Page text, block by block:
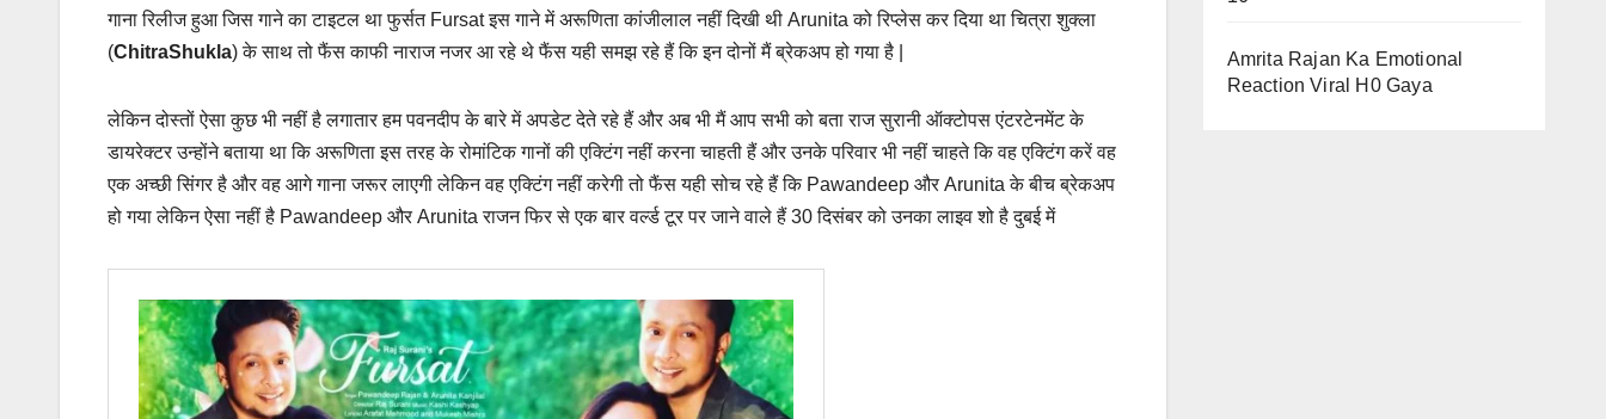
गाना रिलीज हुआ जिस गाने का टाइटल था फुर्सत Fursat इस गाने में अरूणिता कांजीलाल नहीं दिखी थी Arunita को रिप्लेस कर दिया था चित्रा शुक्ला
(ChitraShukla) के साथ तो फैंस काफी नाराज नजर आ रहे थे फैंस यही समझ रहे हैं कि इन दोनों मैं ब्रेकअप हो गया है |
लेकिन दोस्तों ऐसा कुछ भी नहीं है लगातार हम पवनदीप के बारे में अपडेट देते रहे हैं और अब भी मैं आप सभी को बता राज सुरानी ऑक्टोपस एंटरटेनमेंट के
डायरेक्टर उन्होंने बताया था कि अरूणिता इस तरह के रोमांटिक गानों की एक्टिंग नहीं करना चाहती हैं और उनके परिवार भी नहीं चाहते कि वह एक्टिंग करें वह
एक अच्छी सिंगर है और वह आगे गाना जरूर लाएगी लेकिन वह एक्टिंग नहीं करेगी तो फैंस यही सोच रहे हैं कि Pawandeep और Arunita के बीच ब्रेकअप
हो गया लेकिन ऐसा नहीं है Pawandeep और Arunita राजन फिर से एक बार वर्ल्ड टूर पर जाने वाले हैं 30 दिसंबर को उनका लाइव शो है दुबई में
Amrita Rajan Ka Emotional
Reaction Viral H0 Gaya